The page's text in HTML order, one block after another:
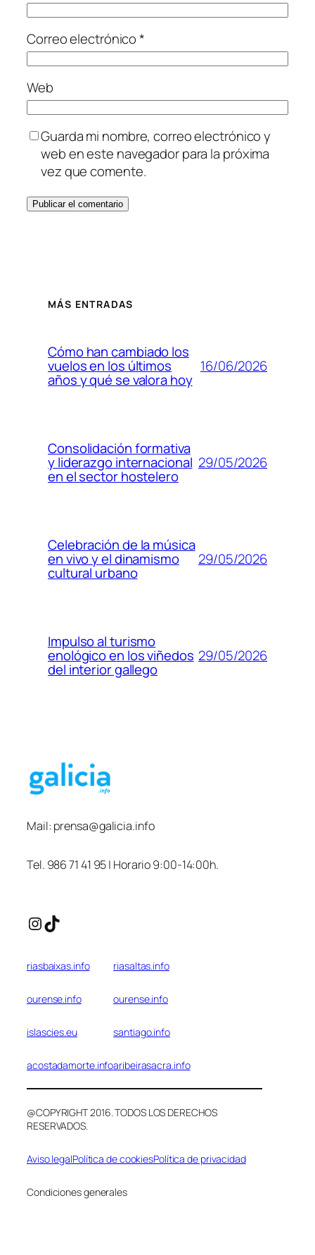
Correo electrónico*
Web
Guarda mi nombre, correo electrónico y
web en este navegador para la próxima
vez que comente.
MÁS ENTRADAS
Cómo han cambiado los
vuelos en los últimos
años y qué se valora hoy
16/06/2026
Consolidación formativa
y liderazgo internacional
en el sector hostelero
29/05/2026
Celebración de la música
en vivo y el dinamismo
cultural urbano
29/05/2026
Impulso al turismo
enológico en los viñedos
del interior gallego
29/05/2026
Mail: prensa@galicia.info
Tel. 986 71 41 95 | Horario 9:00-14:00h.
Instagram
TikTok
riasbaixas.info riasaltas.info
ourense.info ourense.info
islascies.eu santiago.info
acostadamorte.infoaribeirasacra.info
@COPYRIGHT 2016. TODOS LOS DERECHOS
RESERVADOS.
Aviso legalPolítica de cookiesPolítica de privacidad
Condiciones generales